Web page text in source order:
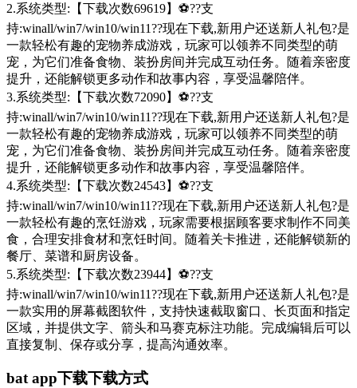
2.系统类型:【下载次数69619】⚽??支
持:winall/win7/win10/win11??现在下载,新用户还送新人礼包?是
一款轻松有趣的宠物养成游戏，玩家可以领养不同类型的萌
宠，为它们准备食物、装扮房间并完成互动任务。随着亲密度
提升，还能解锁更多动作和故事内容，享受温馨陪伴。
3.系统类型:【下载次数72090】⚽??支
持:winall/win7/win10/win11??现在下载,新用户还送新人礼包?是
一款轻松有趣的宠物养成游戏，玩家可以领养不同类型的萌
宠，为它们准备食物、装扮房间并完成互动任务。随着亲密度
提升，还能解锁更多动作和故事内容，享受温馨陪伴。
4.系统类型:【下载次数24543】⚽??支
持:winall/win7/win10/win11??现在下载,新用户还送新人礼包?是
一款轻松有趣的烹饪游戏，玩家需要根据顾客要求制作不同美
食，合理安排食材和烹饪时间。随着关卡推进，还能解锁新的
餐厅、菜谱和厨房设备。
5.系统类型:【下载次数23944】⚽??支
持:winall/win7/win10/win11??现在下载,新用户还送新人礼包?是
一款实用的屏幕截图软件，支持快速截取窗口、长页面和指定
区域，并提供文字、箭头和马赛克标注功能。完成编辑后可以
直接复制、保存或分享，提高沟通效率。
bat app下载下载方式